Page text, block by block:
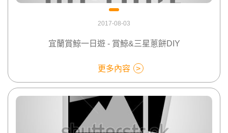
2017-08-03
宜蘭賞鯨一日遊 - 賞鯨&三星蔥餅DIY
更多內容